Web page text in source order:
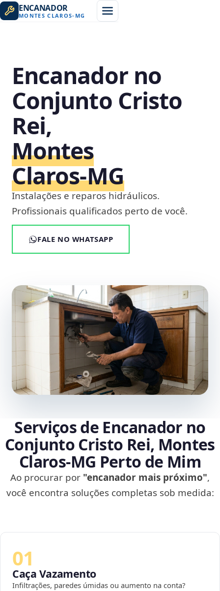
ENCANADOR
MONTES CLAROS- MG
Encanador no
Conjunto Cristo
Rei,
Montes
Claros‑MG
Instalações e reparos hidráulicos.
Profissionais qualificados perto de você.
FALE NO WHATSAPP
Serviços de Encanador no
Conjunto Cristo Rei, Montes
Claros‑MG Perto de Mim
Ao procurar por "encanador mais próximo",
você encontra soluções completas sob medida:
01
Caça Vazamento
Infiltrações, paredes úmidas ou aumento na conta?